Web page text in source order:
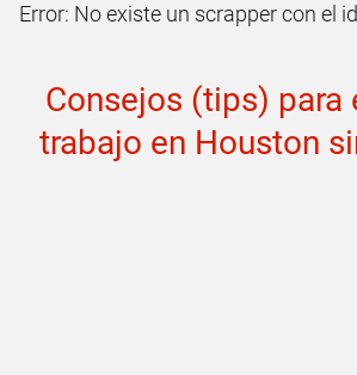
Error: No existe un scrapper con el
Consejos (tips) para
trabajo en Houston